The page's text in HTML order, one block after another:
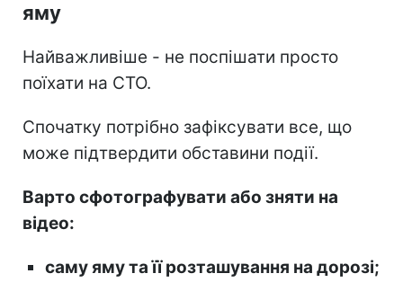
яму
Найважливіше - не поспішати просто
поїхати на СТО.
Спочатку потрібно зафіксувати все, що
може підтвердити обставини події.
Варто сфотографувати або зняти на
відео:
саму яму та її розташування на дорозі;